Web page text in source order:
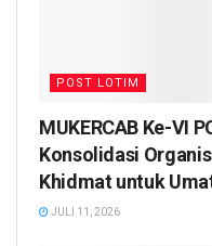
POST LOTIM
MUKERCAB Ke-VI
Konsolidasi
Khidmat untuk
JULI 11, 2026